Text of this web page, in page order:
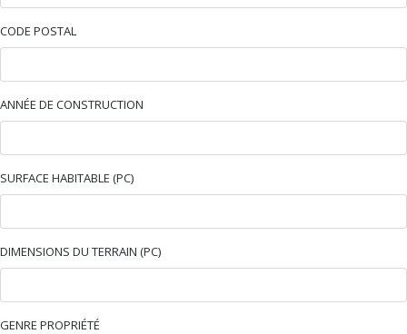
CODE POSTAL
ANNÉE DE CONSTRUCTION
SURFACE HABITABLE (PC)
DIMENSIONS DU TERRAIN (PC)
GENRE PROPRIÉTÉ